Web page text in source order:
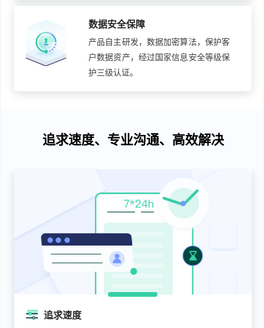
数据安全保障
产品自主研发，数据加密算法，保护客
户数据资产，经过国家信息安全等级保
护三级认证。
追求速度、专业沟通、高效解决
追求速度